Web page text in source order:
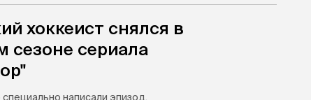
хоккеист снялся в
сезоне сериала
написали эпизод.